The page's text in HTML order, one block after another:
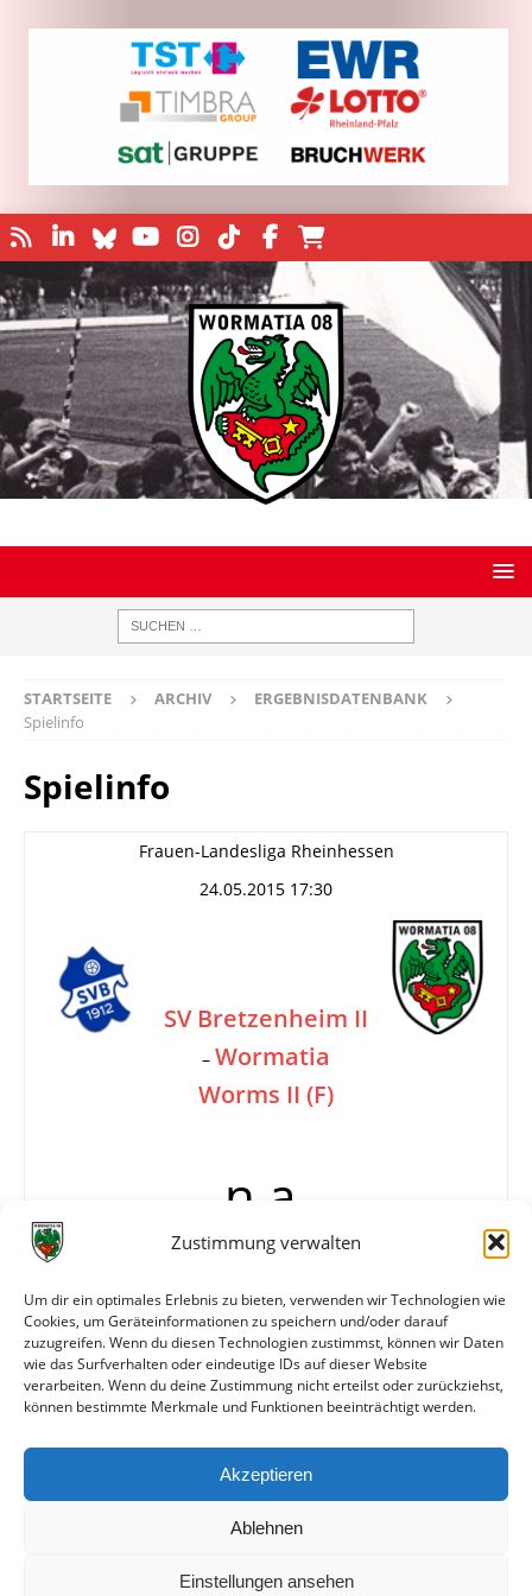
Zustimmung verwalten
Um dir ein optimales Erlebnis zu bieten, verwenden wir Technologien wie
Cookies, um Geräteinformationen zu speichern und/oder darauf
zuzugreifen. Wenn du diesen Technologien zustimmst, können wir Daten
wie das Surfverhalten oder eindeutige IDs auf dieser Website
verarbeiten. Wenn du deine Zustimmung nicht erteilst oder zurückziehst,
können bestimmte Merkmale und Funktionen beeinträchtigt werden.
Akzeptieren
Ablehnen
Einstellungen ansehen
STARTSEITE ARCHIV
ERGEBNISDATENBANK
Spielinfo
Spielinfo
Frauen-Landesliga Rheinhessen
24.05.2015 17:30
SV Bretzenheim II
– Wormatia
Worms II (F)
n.a.
Mangels genug Spielerinnen trat Wormatia nicht
an.
Alle bisherigen Partien der beiden Mannschaften
anzeigen